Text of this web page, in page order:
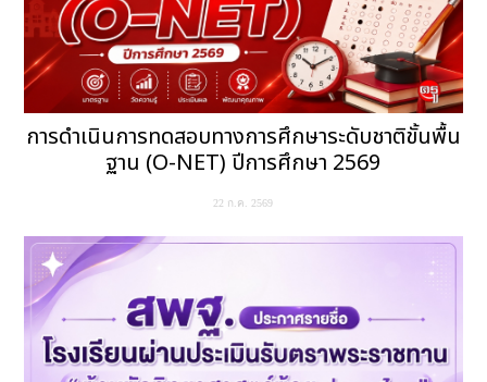
การดำเนินการทดสอบทางการศึกษาระดับชาติขั้นพื้น
ฐาน (O-NET) ปีการศึกษา 2569
22 ก.ค. 2569